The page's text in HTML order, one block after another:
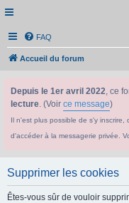
FAQ
Accueil du forum
Depuis le 1er avril 2022, ce
lecture. (Voir ce message)
Il n'est plus possible de s'y
d'accéder à la messagerie privée.
Supprimer les cookies
Êtes-vous sûr de vouloir